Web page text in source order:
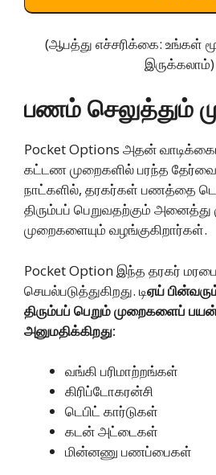
(ஆபத்து எச்சரிக்கை: உங்கள்
இருக்கலாம்)
பணம் செலுத்தும்
Pocket Options அதன்
கட்டண முறைகளில் பரந்த தேர்வை
நாட்களில், தரகர்கள் பணத்தை
திரும்பப் பெறுவதற்கும்
முறைகளையும் வழங்குகிறார்கள்.
Pocket Option இந்த தரகர்
செயல்படுத்துகிறது. டிஏய்
திரும்பப் பெறும் முறைகளைப்
அனுமதிக்கிறது:
வங்கி பரிமாற்றங்கள்
கிரிப்டோகரன்சி
டெபிட் கார்டுகள்
கடன் அட்டைகள்
மின்னணு பணப்பைகள்